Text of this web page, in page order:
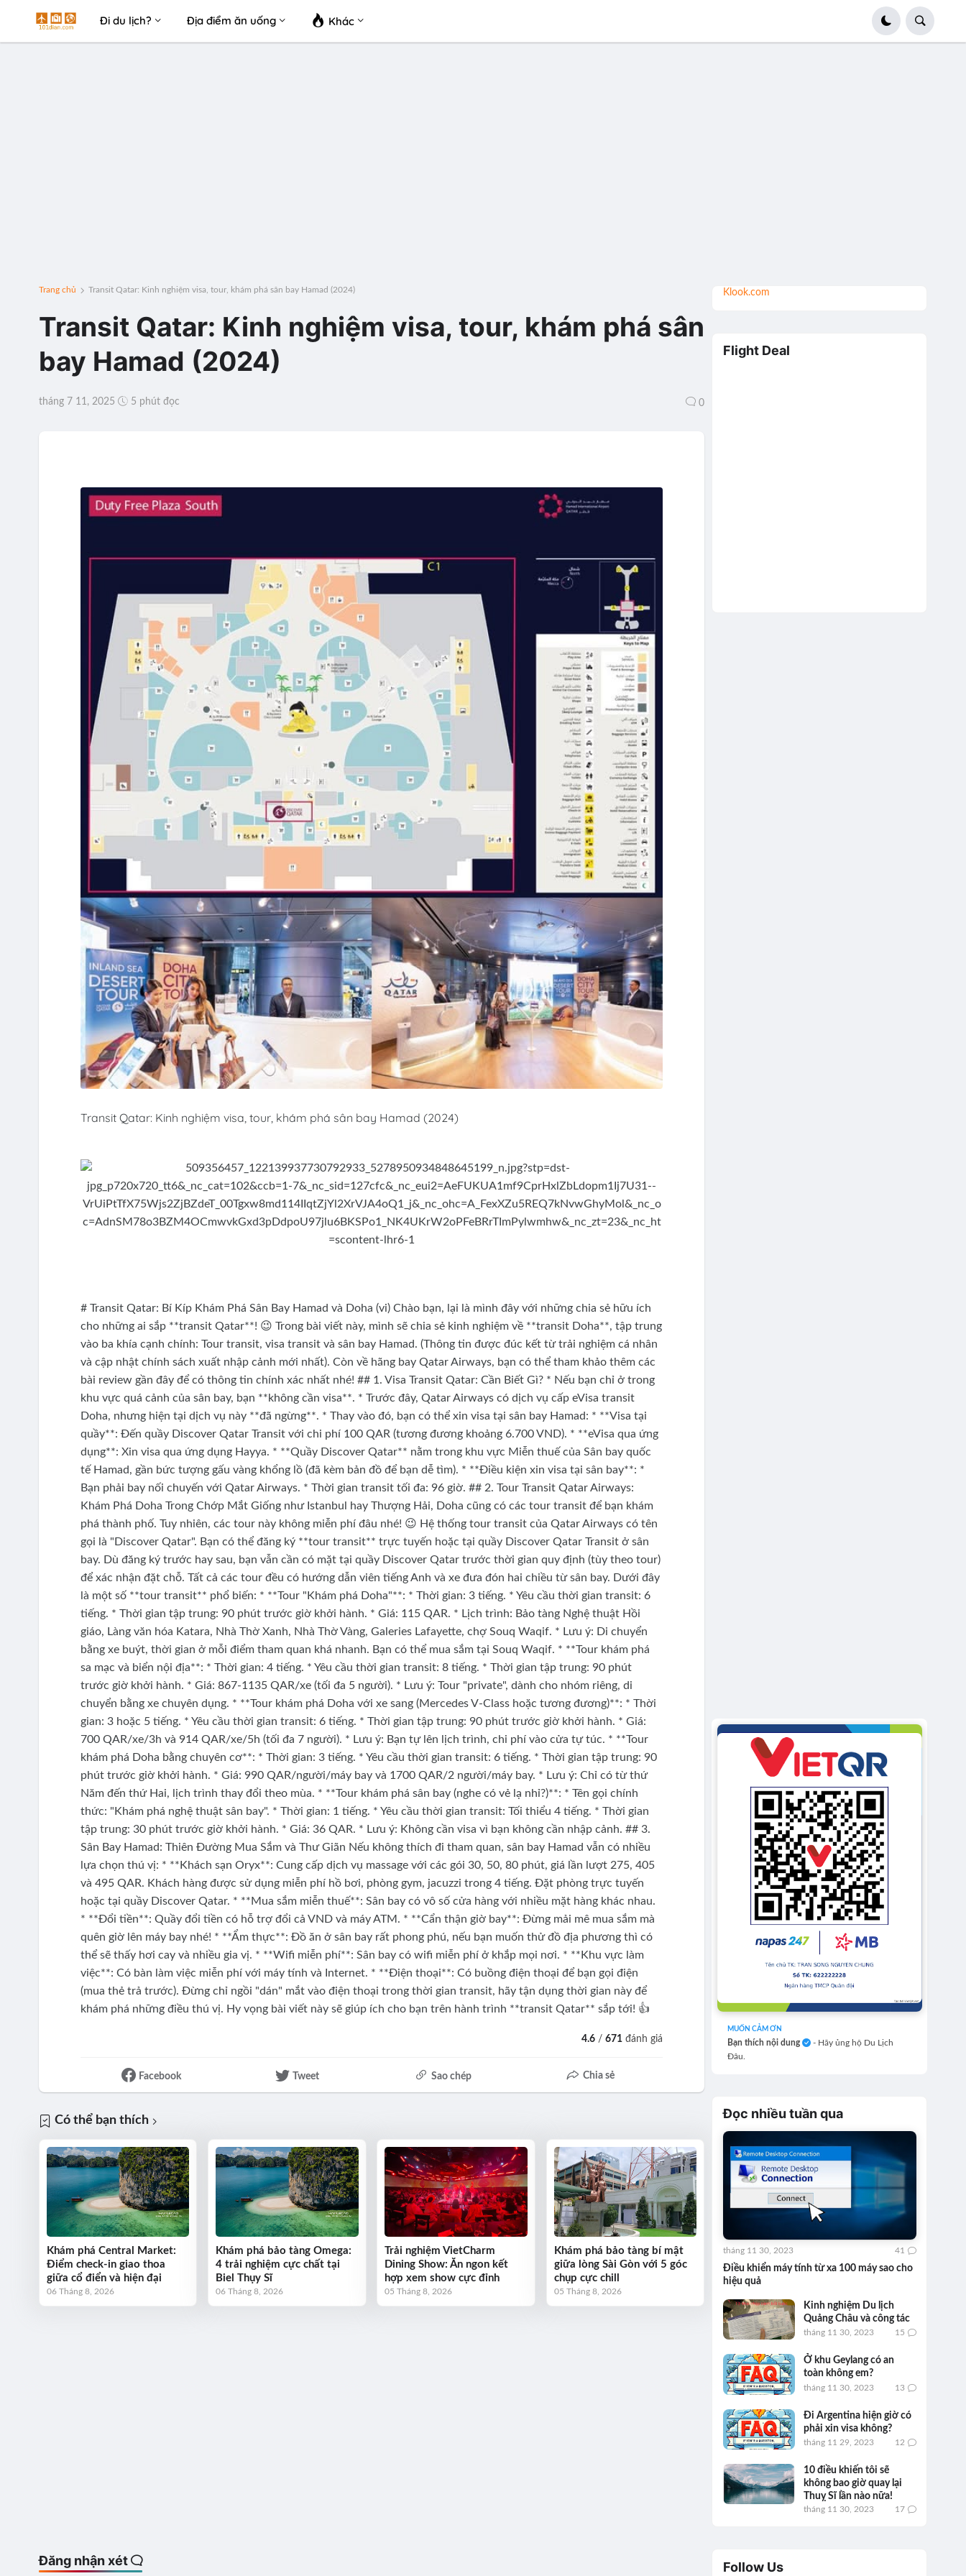
Đi du lịch? Địa điểm ăn uống Khác
Trang chủ Transit Qatar: Kinh nghiệm visa, tour, khám phá sân bay Hamad (2024)
Transit Qatar: Kinh nghiệm visa, tour, khám phá sân
bay Hamad (2024)
tháng 7 11, 2025 5 phút đọc 0
Transit Qatar: Kinh nghiệm visa, tour, khám phá sân bay Hamad (2024)
# Transit Qatar: Bí Kíp Khám Phá Sân Bay Hamad và Doha (vi) Chào bạn, lại là mình đây với những chia sẻ hữu ích
cho những ai sắp **transit Qatar**! 😉 Trong bài viết này, mình sẽ chia sẻ kinh nghiệm về **transit Doha**, tập trung
vào ba khía cạnh chính: Tour transit, visa transit và sân bay Hamad. (Thông tin được đúc kết từ trải nghiệm cá nhân
và cập nhật chính sách xuất nhập cảnh mới nhất). Còn về hãng bay Qatar Airways, bạn có thể tham khảo thêm các
bài review gần đây để có thông tin chính xác nhất nhé! ## 1. Visa Transit Qatar: Cần Biết Gì? * Nếu bạn chỉ ở trong
khu vực quá cảnh của sân bay, bạn **không cần visa**. * Trước đây, Qatar Airways có dịch vụ cấp eVisa transit
Doha, nhưng hiện tại dịch vụ này **đã ngừng**. * Thay vào đó, bạn có thể xin visa tại sân bay Hamad: * **Visa tại
quầy**: Đến quầy Discover Qatar Transit với chi phí 100 QAR (tương đương khoảng 6.700 VND). * **eVisa qua ứng
dụng**: Xin visa qua ứng dụng Hayya. * **Quầy Discover Qatar** nằm trong khu vực Miễn thuế của Sân bay quốc
tế Hamad, gần bức tượng gấu vàng khổng lồ (đã kèm bản đồ để bạn dễ tìm). * **Điều kiện xin visa tại sân bay**: *
Bạn phải bay nối chuyến với Qatar Airways. * Thời gian transit tối đa: 96 giờ. ## 2. Tour Transit Qatar Airways:
Khám Phá Doha Trong Chớp Mắt Giống như Istanbul hay Thượng Hải, Doha cũng có các tour transit để bạn khám
phá thành phố. Tuy nhiên, các tour này không miễn phí đâu nhé! 😉 Hệ thống tour transit của Qatar Airways có tên
gọi là "Discover Qatar". Bạn có thể đăng ký **tour transit** trực tuyến hoặc tại quầy Discover Qatar Transit ở sân
bay. Dù đăng ký trước hay sau, bạn vẫn cần có mặt tại quầy Discover Qatar trước thời gian quy định (tùy theo tour)
để xác nhận đặt chỗ. Tất cả các tour đều có hướng dẫn viên tiếng Anh và xe đưa đón hai chiều từ sân bay. Dưới đây
là một số **tour transit** phổ biến: * **Tour "Khám phá Doha"**: * Thời gian: 3 tiếng. * Yêu cầu thời gian transit: 6
tiếng. * Thời gian tập trung: 90 phút trước giờ khởi hành. * Giá: 115 QAR. * Lịch trình: Bảo tàng Nghệ thuật Hồi
giáo, Làng văn hóa Katara, Nhà Thờ Xanh, Nhà Thờ Vàng, Galeries Lafayette, chợ Souq Waqif. * Lưu ý: Di chuyển
bằng xe buýt, thời gian ở mỗi điểm tham quan khá nhanh. Bạn có thể mua sắm tại Souq Waqif. * **Tour khám phá
sa mạc và biển nội địa**: * Thời gian: 4 tiếng. * Yêu cầu thời gian transit: 8 tiếng. * Thời gian tập trung: 90 phút
trước giờ khởi hành. * Giá: 867-1135 QAR/xe (tối đa 5 người). * Lưu ý: Tour "private", dành cho nhóm riêng, di
chuyển bằng xe chuyên dụng. * **Tour khám phá Doha với xe sang (Mercedes V-Class hoặc tương đương)**: * Thời
gian: 3 hoặc 5 tiếng. * Yêu cầu thời gian transit: 6 tiếng. * Thời gian tập trung: 90 phút trước giờ khởi hành. * Giá:
700 QAR/xe/3h và 914 QAR/xe/5h (tối đa 7 người). * Lưu ý: Bạn tự lên lịch trình, chi phí vào cửa tự túc. * **Tour
khám phá Doha bằng chuyên cơ**: * Thời gian: 3 tiếng. * Yêu cầu thời gian transit: 6 tiếng. * Thời gian tập trung: 90
phút trước giờ khởi hành. * Giá: 990 QAR/người/máy bay và 1700 QAR/2 người/máy bay. * Lưu ý: Chỉ có từ thứ
Năm đến thứ Hai, lịch trình thay đổi theo mùa. * **Tour khám phá sân bay (nghe có vẻ lạ nhỉ?)**: * Tên gọi chính
thức: "Khám phá nghệ thuật sân bay". * Thời gian: 1 tiếng. * Yêu cầu thời gian transit: Tối thiểu 4 tiếng. * Thời gian
tập trung: 30 phút trước giờ khởi hành. * Giá: 36 QAR. * Lưu ý: Không cần visa vì bạn không cần nhập cảnh. ## 3.
Sân Bay Hamad: Thiên Đường Mua Sắm và Thư Giãn Nếu không thích đi tham quan, sân bay Hamad vẫn có nhiều
lựa chọn thú vị: * **Khách sạn Oryx**: Cung cấp dịch vụ massage với các gói 30, 50, 80 phút, giá lần lượt 275, 405
và 495 QAR. Khách hàng được sử dụng miễn phí hồ bơi, phòng gym, jacuzzi trong 4 tiếng. Đặt phòng trực tuyến
hoặc tại quầy Discover Qatar. * **Mua sắm miễn thuế**: Sân bay có vô số cửa hàng với nhiều mặt hàng khác nhau.
* **Đổi tiền**: Quầy đổi tiền có hỗ trợ đổi cả VND và máy ATM. * **Cẩn thận giờ bay**: Đừng mải mê mua sắm mà
quên giờ lên máy bay nhé! * **Ẩm thực**: Đồ ăn ở sân bay rất phong phú, nếu bạn muốn thử đồ địa phương thì có
thể sẽ thấy hơi cay và nhiều gia vị. * **Wifi miễn phí**: Sân bay có wifi miễn phí ở khắp mọi nơi. * **Khu vực làm
việc**: Có bàn làm việc miễn phí với máy tính và Internet. * **Điện thoại**: Có buồng điện thoại để bạn gọi điện
(mua thẻ trả trước). Đừng chỉ ngồi "dán" mắt vào điện thoại trong thời gian transit, hãy tận dụng thời gian này để
khám phá những điều thú vị. Hy vọng bài viết này sẽ giúp ích cho bạn trên hành trình **transit Qatar** sắp tới! 👍
4.6 /671 đánh giá
Facebook Tweet Sao chép Chia sẻ
Có thể bạn thích
Khám phá Central Market:
Điểm check-in giao thoa
giữa cổ điển và hiện đại
06 Tháng 8, 2026
Khám phá bảo tàng Omega:
4 trải nghiệm cực chất tại
Biel Thụy Sĩ
06 Tháng 8, 2026
Trải nghiệm VietCharm
Dining Show: Ăn ngon kết
hợp xem show cực đỉnh
05 Tháng 8, 2026
Khám phá bảo tàng bí mật
giữa lòng Sài Gòn với 5 góc
chụp cực chill
05 Tháng 8, 2026
Đăng nhận xét
Klook.com
Flight Deal
MUỐN CẢM ƠN
Bạn thích nội dung
- Hãy ủng hộ Du Lịch
Đâu.
Đọc nhiều tuần qua
Điều khiển máy tính từ xa 100 máy sao cho
hiệu quả
tháng 11 30, 2023 41
Kinh nghiệm Du lịch
Quảng Châu và công tác
tháng 11 30, 2023 15
Ở khu Geylang có an
toàn không em?
tháng 11 30, 2023 13
Đi Argentina hiện giờ có
phải xin visa không?
tháng 11 29, 2023 12
10 điều khiến tôi sẽ
không bao giờ quay lại
Thuỵ Sĩ lần nào nữa!
tháng 11 30, 2023 17
Follow Us